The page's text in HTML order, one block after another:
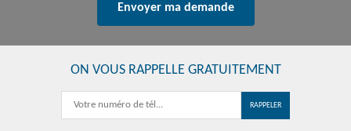
ON VOUS RAPPELLE GRATUITEMENT